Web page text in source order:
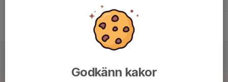
Fys på Mantorps gym
Godkänn kakor